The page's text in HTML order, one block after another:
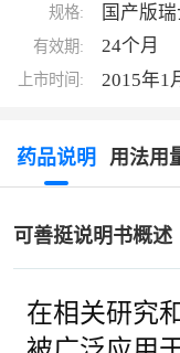
规格:
国产版
诺华：
有效期: 24个月
上市时间: 2015年1
药品说明 用法用
可善挺说明书概述
在相关研究